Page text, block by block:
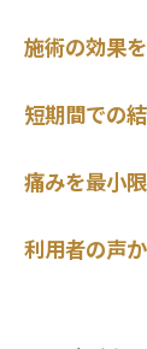
施術の効果
短期間での
痛みを最小
利用者の声